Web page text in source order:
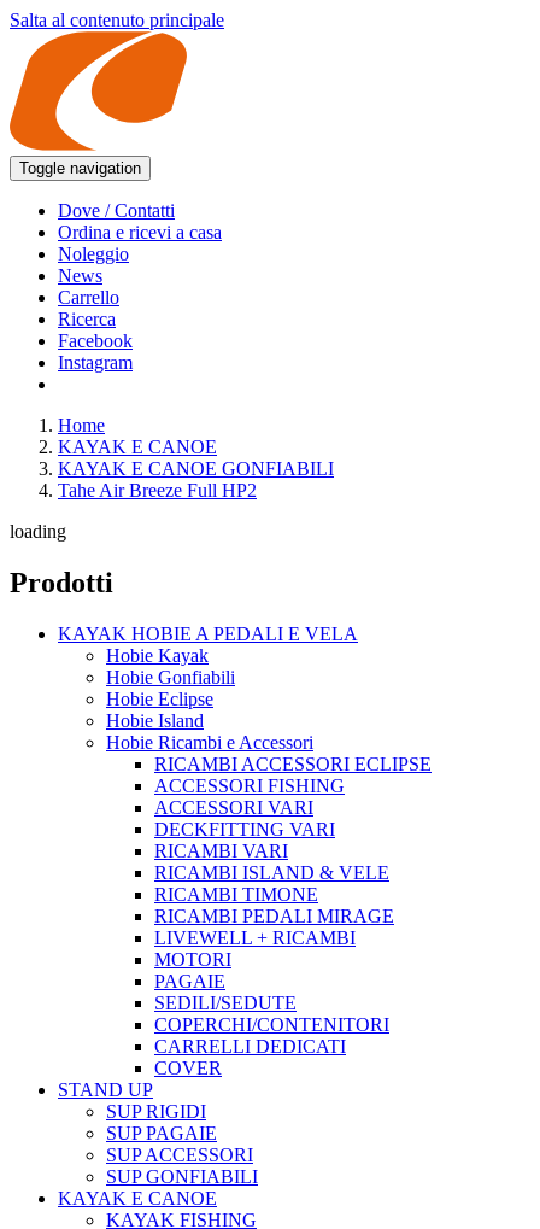
Salta al contenuto principale
Toggle navigation
Dove / Contatti
Ordina e ricevi a casa
Noleggio
News
Carrello
Ricerca
Facebook
Instagram
Home
KAYAK E CANOE
KAYAK E CANOE GONFIABILI
Tahe Air Breeze Full HP2
loading
Prodotti
KAYAK HOBIE A PEDALI E VELA
Hobie Kayak
Hobie Gonfiabili
Hobie Eclipse
Hobie Island
Hobie Ricambi e Accessori
RICAMBI ACCESSORI ECLIPSE
ACCESSORI FISHING
ACCESSORI VARI
DECKFITTING VARI
RICAMBI VARI
RICAMBI ISLAND & VELE
RICAMBI TIMONE
RICAMBI PEDALI MIRAGE
LIVEWELL + RICAMBI
MOTORI
PAGAIE
SEDILI/SEDUTE
COPERCHI/CONTENITORI
CARRELLI DEDICATI
COVER
STAND UP
SUP RIGIDI
SUP PAGAIE
SUP ACCESSORI
SUP GONFIABILI
KAYAK E CANOE
KAYAK FISHING